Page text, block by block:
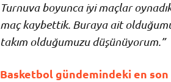
Turnuva boyunca iyi maçlar
maç kaybettik. Buraya ait
takım olduğumuzu düşünüyorum.”
Basketbol gündemindeki en